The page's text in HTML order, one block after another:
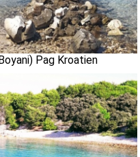
Pag Kroatien